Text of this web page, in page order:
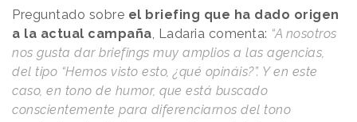
Preguntado sobre el briefing que ha dado origen
a la actual campaña, Ladaria comenta: “A nosotros
nos gusta dar briefings muy amplios a las agencias,
del tipo “Hemos visto esto, ¿qué opináis?”. Y en este
caso, en tono de humor, que está buscado
conscientemente para diferenciarnos del tono